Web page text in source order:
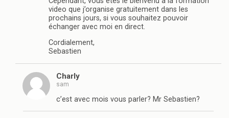
video que j’organise gratuitement dans les
prochains jours, si vous souhaitez pouvoir
échanger avec moi en direct.
Cordialement,
Sebastien
Charly
sam
c’est avec mois vous parler? Mr Sebastien?